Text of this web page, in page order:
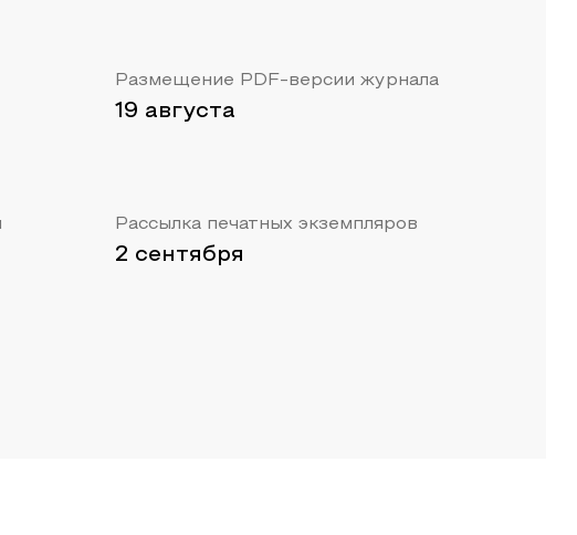
Размещение PDF-версии журнала
19 августа
Рассылка печатных экземпляров
2 сентября